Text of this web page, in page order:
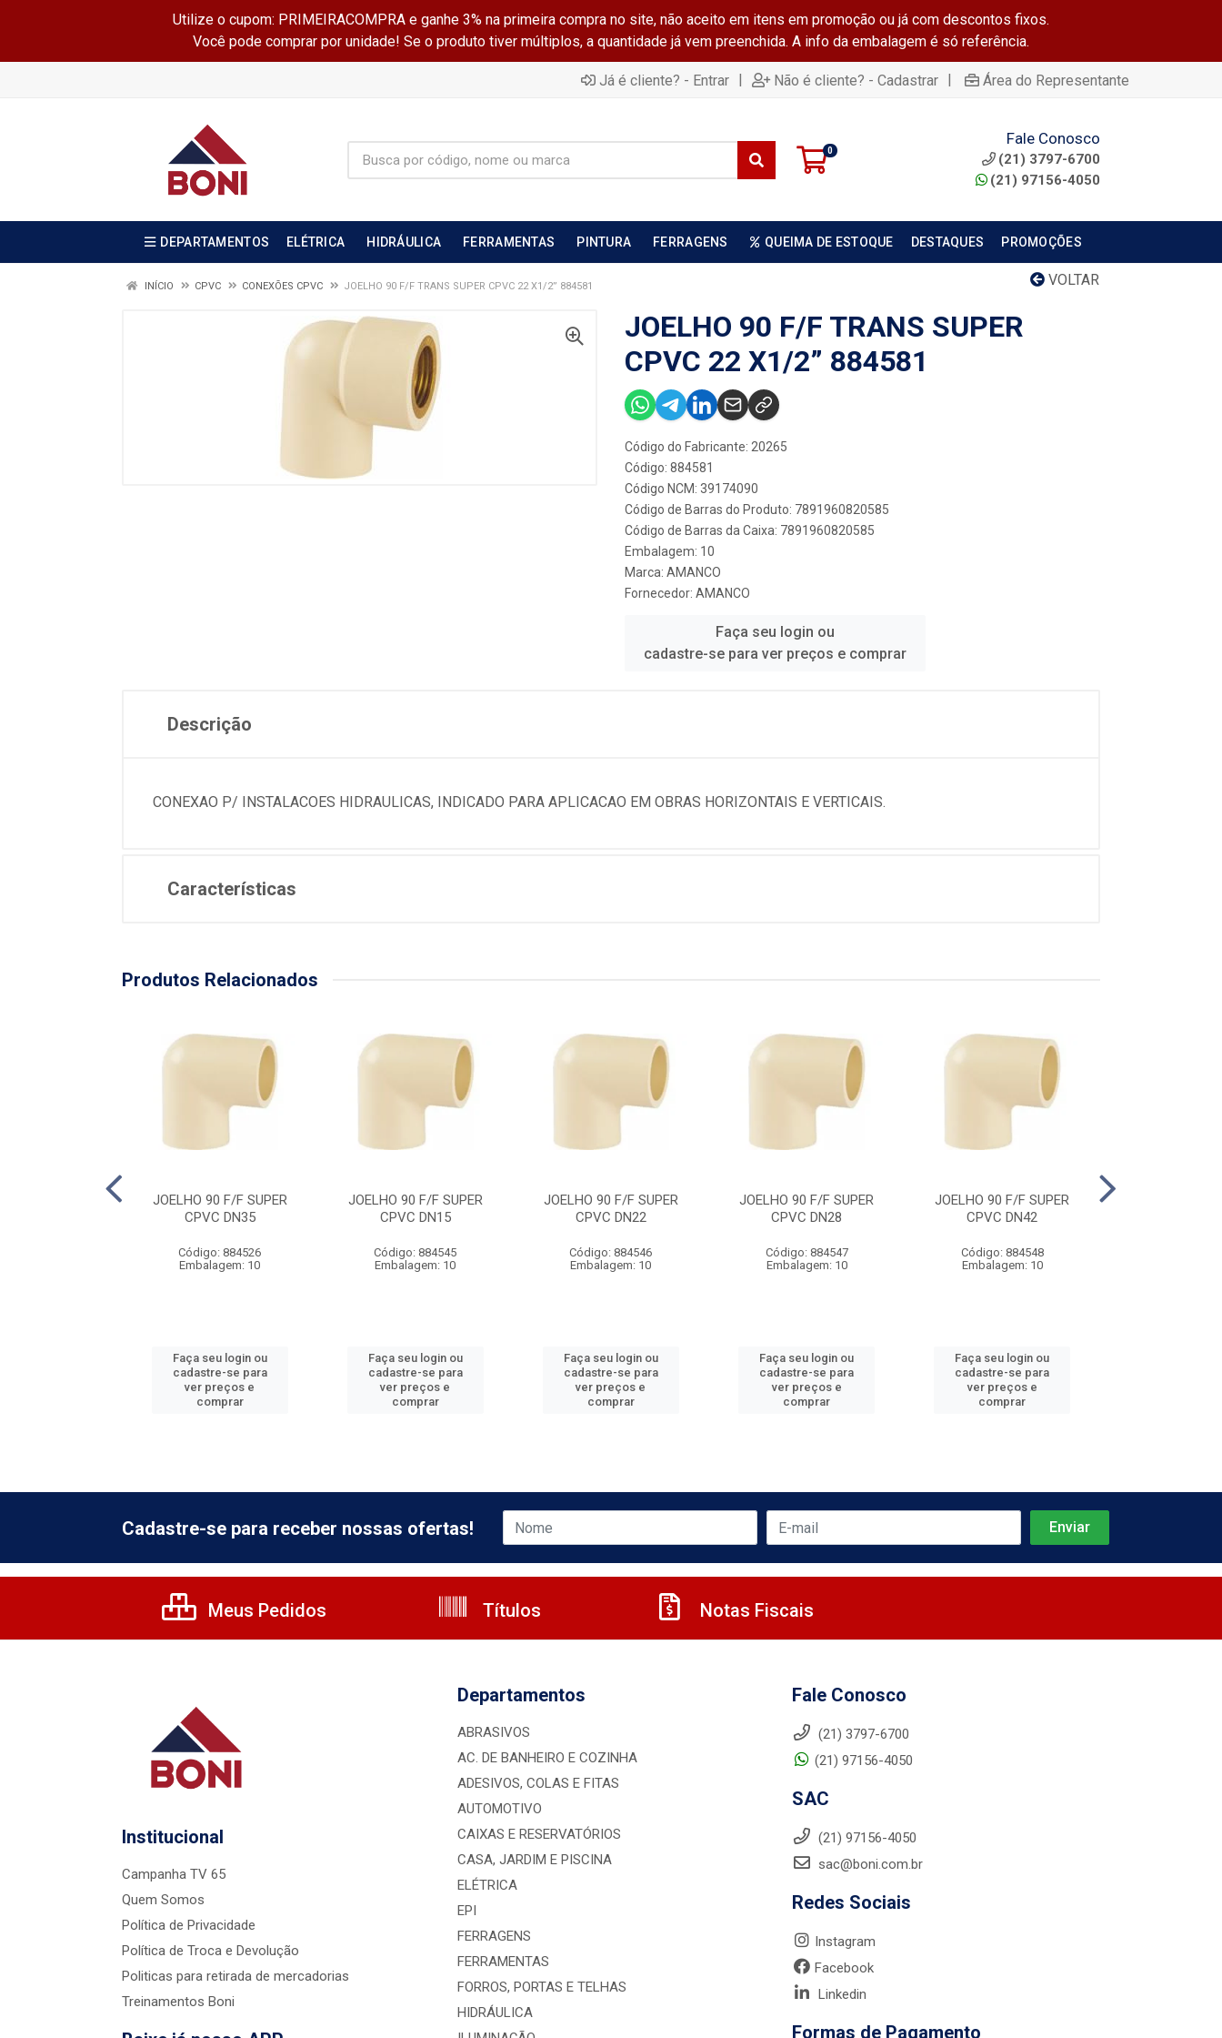
Utilize o cupom: PRIMEIRACOMPRA e ganhe 3% na primeira compra no site, não aceito em itens em promoção ou já com descontos fixos.
Você pode comprar por unidade! Se o produto tiver múltiplos, a quantidade já vem preenchida. A info da embalagem é só referência.
Já é cliente? - Entrar | Não é cliente? - Cadastrar | Área do Representante
0
Fale Conosco
(21) 3797-6700
(21) 97156-4050
DEPARTAMENTOS ELÉTRICA HIDRÁULICA FERRAMENTAS PINTURA FERRAGENS QUEIMA DE ESTOQUE DESTAQUES PROMOÇÕES
VOLTAR
INÍCIO CPVC CONEXÕES CPVC JOELHO 90 F/F TRANS SUPER CPVC 22 X1/2” 884581
JOELHO 90 F/F TRANS SUPER
CPVC 22 X1/2” 884581
Código do Fabricante: 20265
Código: 884581
Código NCM: 39174090
Código de Barras do Produto: 7891960820585
Código de Barras da Caixa: 7891960820585
Embalagem: 10
Marca: AMANCO
Fornecedor: AMANCO
Faça seu login ou
cadastre-se para ver preços e comprar
Descrição
CONEXAO P/ INSTALACOES HIDRAULICAS, INDICADO PARA APLICACAO EM OBRAS HORIZONTAIS E VERTICAIS.
Características
Produtos Relacionados
JOELHO 90 F/F SUPER
CPVC DN35
Código: 884526
Embalagem: 10
Faça seu login ou
cadastre-se para
ver preços e
comprar
JOELHO 90 F/F SUPER
CPVC DN15
Código: 884545
Embalagem: 10
Faça seu login ou
cadastre-se para
ver preços e
comprar
JOELHO 90 F/F SUPER
CPVC DN22
Código: 884546
Embalagem: 10
Faça seu login ou
cadastre-se para
ver preços e
comprar
JOELHO 90 F/F SUPER
CPVC DN28
Código: 884547
Embalagem: 10
Faça seu login ou
cadastre-se para
ver preços e
comprar
JOELHO 90 F/F SUPER
CPVC DN42
Código: 884548
Embalagem: 10
Faça seu login ou
cadastre-se para
ver preços e
comprar
Cadastre-se para receber nossas ofertas!
Meus Pedidos Títulos Notas Fiscais
Institucional
Campanha TV 65
Quem Somos
Política de Privacidade
Política de Troca e Devolução
Politicas para retirada de mercadorias
Treinamentos Boni
Departamentos
ABRASIVOS
AC. DE BANHEIRO E COZINHA
ADESIVOS, COLAS E FITAS
AUTOMOTIVO
CAIXAS E RESERVATÓRIOS
CASA, JARDIM E PISCINA
ELÉTRICA
EPI
FERRAGENS
FERRAMENTAS
FORROS, PORTAS E TELHAS
HIDRÁULICA
Fale Conosco
(21) 3797-6700
(21) 97156-4050
SAC
(21) 97156-4050
sac@boni.com.br
Redes Sociais
Instagram
Facebook
Linkedin
Formas de Pagamento